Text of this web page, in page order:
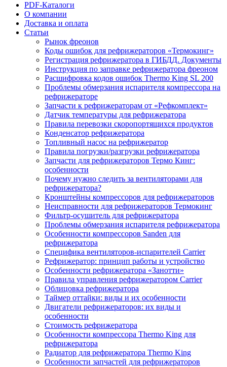
PDF-Каталоги
О компании
Доставка и оплата
Статьи
Рынок фреонов
Коды ошибок для рефрижераторов «Термокинг»
Регистрация рефрижератора в ГИБДД. Документы
Инструкция по заправке рефрижератора фреоном
Расшифровка кодов ошибок Thermo King SL 200
Проблемы обмерзания испарителя компрессора на
рефрижераторе
Запчасти к рефрижераторам от «Рефкомплект»
Датчик температуры для рефрижератора
Правила перевозки скоропортящихся продуктов
Конденсатор рефрижератора
Топливный насос на рефрижератор
Правила погрузки/разгрузки рефрижератора
Запчасти для рефрижераторов Термо Кинг:
особенности
Почему нужно следить за вентиляторами для
рефрижератора?
Кронштейны компрессоров для рефрижераторов
Неисправности для рефрижераторов Термокинг
Фильтр-осушитель для рефрижератора
Проблемы обмерзания испарителя рефрижератора
Особенности компрессоров Sanden для
рефрижератора
Специфика вентиляторов-испарителей Carrier
Рефрижератор: принцип работы и устройство
Особенности рефрижератора «Занотти»
Правила управления рефрижератором Carrier
Облицовка рефрижератора
Таймер оттайки: виды и их особенности
Двигатели рефрижераторов: их виды и
особенности
Стоимость рефрижератора
Особенности компрессора Thermo King для
рефрижератора
Радиатор для рефрижератора Thermo King
Особенности запчастей для рефрижераторов